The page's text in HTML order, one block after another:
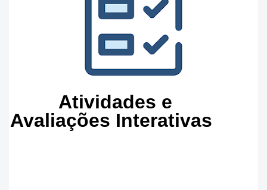
Atividades e
Avaliações Interativas